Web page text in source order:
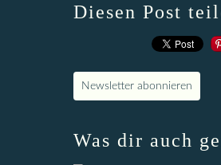
Diesen Post
Newsletter abonnieren
Was dir auch